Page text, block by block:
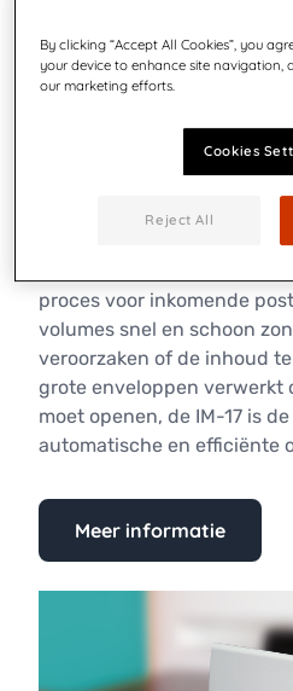
IM-17
proces voor inkomende
volumes snel en schoon
veroorzaken of de inhoud
grote enveloppen verwerkt
moet openen, de IM-17 is
automatische en efficiënte
Meer informatie
By clicking “Accept All Cookies”, you
your device to enhance site navigation,
our marketing efforts.
Cookies
Reject All